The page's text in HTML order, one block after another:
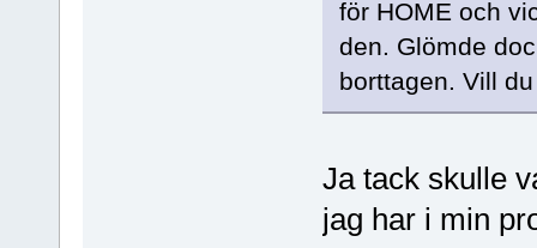
för HOME och
den. Glömde
borttagen. Vill
Ja tack skulle
jag har i min